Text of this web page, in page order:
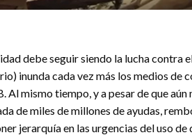
debe seguir siendo la lucha contra
inunda cada vez más los medios de
mismo tiempo, y a pesar de que aún
de miles de millones de ayudas,
jerarquía en las urgencias del uso de